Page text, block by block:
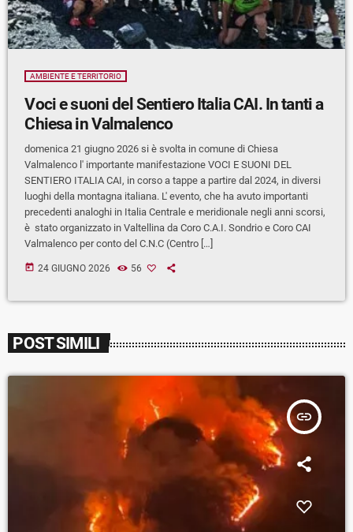
AMBIENTE E TERRITORIO
Voci e suoni del Sentiero Italia CAI. In tanti a
Chiesa in Valmalenco
domenica 21 giugno 2026 si è svolta in comune di Chiesa
Valmalenco l' importante manifestazione VOCI E SUONI DEL
SENTIERO ITALIA CAI, in corso a tappe a partire dal 2024, in diversi
luoghi della montagna italiana. L' evento, che ha avuto importanti
precedenti analoghi in Italia Centrale e meridionale negli anni scorsi,
è stato organizzato in Valtellina da Coro C.A.I. Sondrio e Coro CAI
Valmalenco per conto del C.N.C (Centro […]
today 24 GIUGNO 2026 56
POST SIMILI
insert_link